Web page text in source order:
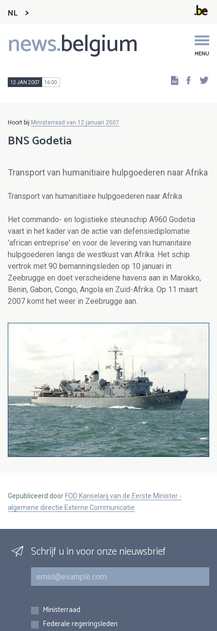
NL
news.belgium MENU
Main
navigation
12 JAN 2007 16:00
Hoort bij Ministerraad van 12 januari 2007
BNS Godetia
Transport van humanitiaire hulpgoederen naar Afrika
Transport van humanitiaire hulpgoederen naar Afrika
Het commando- en logistieke steunschip A960 Godetia
vaart in het kader van de actie van defensiediplomatie
'african entreprise' en voor de levering van humanitaire
hulpgoederen langs de westkust van Afrika. Het schip
vertrok met 90 bemanningsleden op 10 januari in
Zeebrugge en doet verscheidene havens aan in Marokko,
Benin, Gabon, Congo, Angola en Zuid-Afrika. Op 11 maart
2007 komt het weer in Zeebrugge aan.
Gepubliceerd door FOD Kanselarij van de Eerste Minister -
algemene directie Externe Communicatie
Schrijf u in voor onze nieuwsbrief
E-mail
Inschrijvingen
Ministerraad
Federale regeringsleden